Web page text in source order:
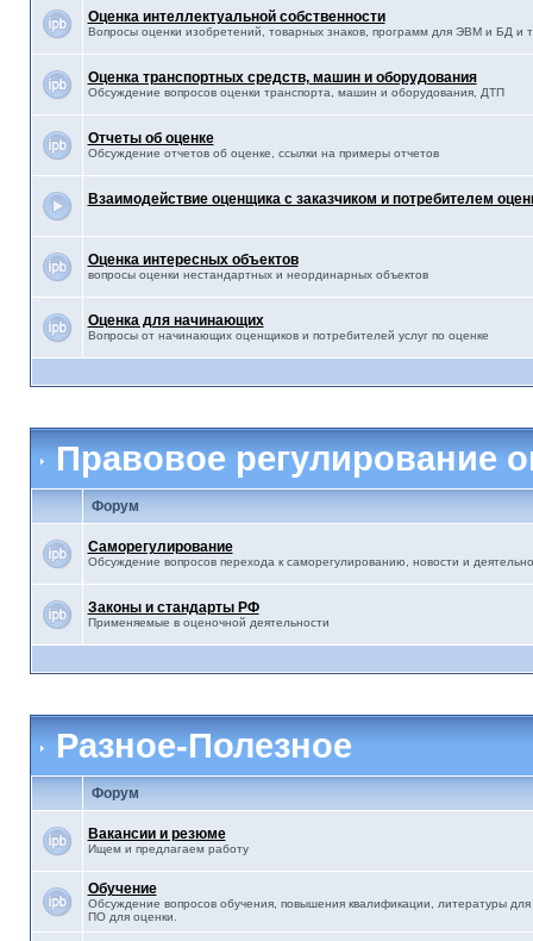
Оценка интеллектуальной собственности
Вопросы оценки изобретений, товарных знаков, программ для ЭВМ и БД и
Оценка транспортных средств, машин и оборудования
Обсуждение вопросов оценки транспорта, машин и оборудования, ДТП
Отчеты об оценке
Обсуждение отчетов об оценке, ссылки на примеры отчетов
Взаимодействие оценщика с заказчиком и потребителем
Оценка интересных объектов
вопросы оценки нестандартных и неординарных объектов
Оценка для начинающих
Вопросы от начинающих оценщиков и потребителей услуг по оценке
Правовое регулирование
Форум
Саморегулирование
Обсуждение вопросов перехода к саморегулированию, новости и
Законы и стандарты РФ
Применяемые в оценочной деятельности
Разное-Полезное
Форум
Вакансии и резюме
Ищем и предлагаем работу
Обучение
Обсуждение вопросов обучения, повышения квалификации, литературы
ПО для оценки.